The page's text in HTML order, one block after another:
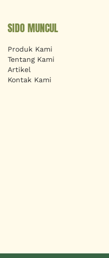
SIDO MUNCUL
Produk Kami
Tentang Kami
Artikel
Kontak Kami